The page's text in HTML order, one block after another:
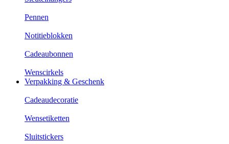
Pennen
Notitieblokken
Cadeaubonnen
Wenscirkels
Verpakking & Geschenk
Cadeaudecoratie
Wensetiketten
Sluitstickers